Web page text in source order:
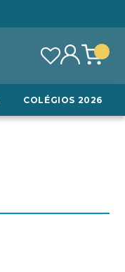
COLÉGIOS 2026